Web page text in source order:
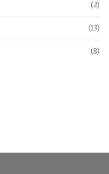
(2)
(13)
(8)